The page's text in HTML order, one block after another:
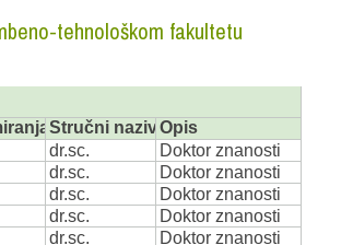
tehnološkom fakultetu